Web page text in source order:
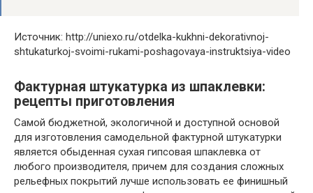
Источник: http://uniexo.ru/otdelka-kukhni-dekorativnoj-
shtukaturkoj-svoimi-rukami-poshagovaya-instruktsiya-video
Фактурная штукатурка из шпаклевки:
рецепты приготовления
Самой бюджетной, экологичной и доступной основой
для изготовления самодельной фактурной штукатурки
является обыденная сухая гипсовая шпаклевка от
любого производителя, причем для создания сложных
рельефных покрытий лучше использовать ее финишный